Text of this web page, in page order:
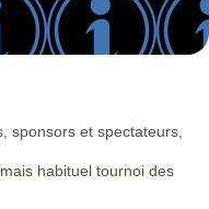
sponsors et spectateurs,
habituel tournoi des